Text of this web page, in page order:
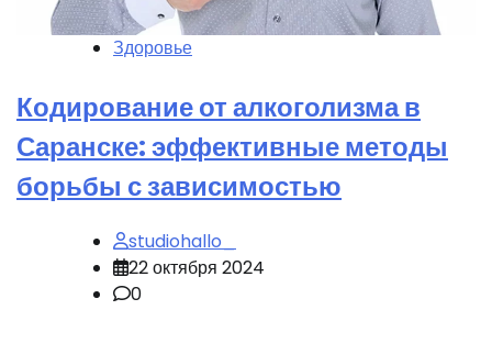
Здоровье
Кодирование от алкоголизма в
Саранске: эффективные методы
борьбы с зависимостью
studiohallo_
22 октября 2024
0